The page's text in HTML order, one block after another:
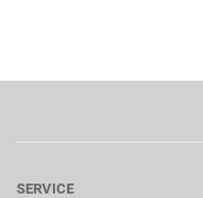
SERVICE